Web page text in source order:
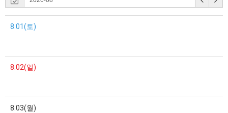
8.01(토)
8.02(일)
8.03(월)